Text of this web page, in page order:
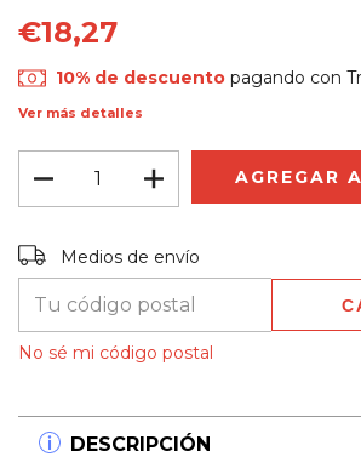
€18,27
10% de descuento pagando con
Ver más detalles
Entregas para el CP:
Medios de envío
No sé mi código postal
DESCRIPCIÓN